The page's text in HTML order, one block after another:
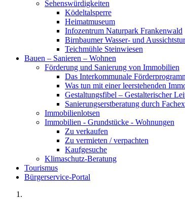
Sehenswürdigkeiten
Ködeltalsperre
Heimatmuseum
Infozentrum Naturpark Frankenwald
Birnbaumer Wasser- und
Teichmühle Steinwiesen
Bauen – Sanieren – Wohnen
Förderung und Sanierung von Immobilien
Das Interkommunale
Was tun mit einer leerstehenden
Gestaltungsfibel – Gestalterischer
Sanierungserstberatung durch
Immobilienlotsen
Immobilien - Grundstücke - Wohnungen
Zu verkaufen
Zu vermieten / verpachten
Kaufgesuche
Klimaschutz-Beratung
Tourismus
Bürgerservice-Portal